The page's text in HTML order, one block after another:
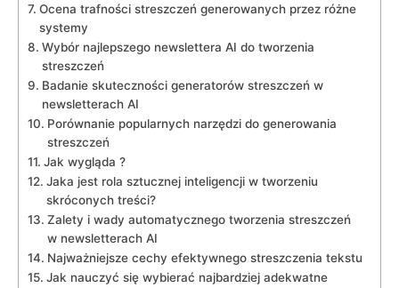
Ocena ‌trafności streszczeń generowanych ⁣przez różne
systemy
Wybór najlepszego‍ newslettera ‌AI⁢ do ⁤tworzenia
streszczeń
Badanie⁤ skuteczności generatorów streszczeń w⁤
newsletterach AI
Porównanie popularnych narzędzi ⁢do generowania
streszczeń
Jak wygląda ?
Jaka jest​ rola sztucznej inteligencji ​w tworzeniu
skróconych treści?
Zalety i ⁤wady automatycznego tworzenia ‌streszczeń
‍w‍ newsletterach AI
Najważniejsze cechy efektywnego streszczenia⁢ tekstu
Jak nauczyć⁤ się wybierać ⁢najbardziej ⁣adekwatne